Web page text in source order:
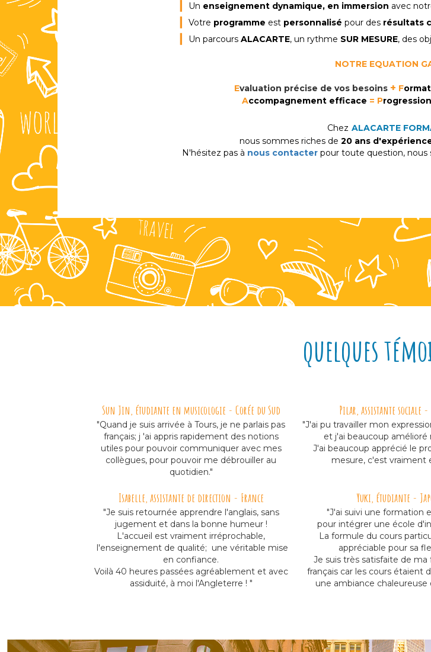
Un enseignement dynamique, en immersion avec
Votre programme est personnalisé pour des résultats
Un parcours ALACARTE, un rythme SUR MESURE, des
NOTRE EQUATION
Evaluation précise de vos besoins + F
Accompagnement efficace = P
Chez ALACARTE
nous sommes riches de 20 ans
N'hésitez pas à nous contacterpour toute question, nous
quelques
Sun Jin, étudiante en musicologie - Corée du Sud
"Quand je suis arrivée à Tours, je ne parlais pas
français; j 'ai appris rapidement des notions
utiles pour pouvoir communiquer avec mes
collègues, pour pouvoir me débrouiller au
quotidien."
Pilar, assistante sociale -
"J'ai pu travailler mon
et j'ai beaucoup amélioré
J'ai beaucoup apprécié le
mesure, c'est vraiment
Isabelle, assistante de direction - France
"Je suisretournée apprendre l'anglais, sans
jugement et dans la bonne humeur !
L'accueil est vraiment irréprochable,
l'enseignement de qualité; une véritable mise
en confiance.
Voilà 40 heures passées agréablement et avec
assiduité, à moi l'Angleterre ! "
Yuki, étudiante -
"J'ai suivi une formation
pour intégrer une école
La formule du cours
appréciable pour sa
Je suis très satisfaite de
français car les cours étaient
une ambiance chaleureuse